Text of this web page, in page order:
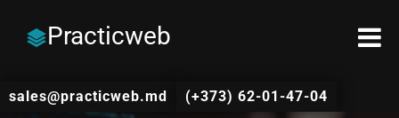
Practicweb
sales@practicweb.md (+373) 62-01-47-04